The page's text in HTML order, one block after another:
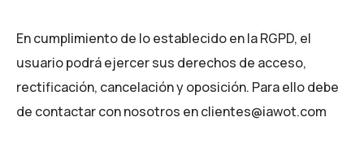
En cumplimiento de lo establecido en la RGPD, el
usuario podrá ejercer sus derechos de acceso,
rectificación, cancelación y oposición. Para ello debe
de contactar con nosotros en clientes@iawot.com